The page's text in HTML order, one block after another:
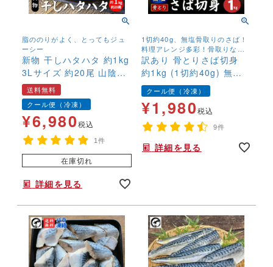
脂ののりがよく、とってもジュ
ーシー
新物 干しハタハタ 約1kg
3Lサイズ 約20尾 山陰沖
産 干物 ひもの 冷凍 おつ
まみ
送料無料
クール便（冷凍）
¥6,980税込
1件
在庫切れ
詳細を見る
1切約40g、無塩骨取りのさば！
料理アレンジ多彩！骨取りなの
でお子様にも安心して召し上が
れます！
訳あり 骨とりさば切身
約1kg (1切約40g) 無塩
骨取り 鯖 サバ 無添加 お
弁当 大容量 ストック
クール便（冷凍）
¥1,980税込
9件
詳細を見る